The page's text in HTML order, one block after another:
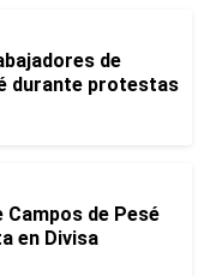
de
durante protestas
Campos de Pesé
en Divisa